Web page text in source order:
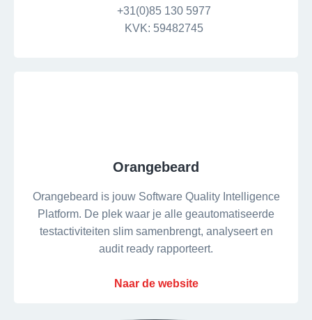
+31(0)85 130 5977
KVK: 59482745
Orangebeard
Orangebeard is jouw Software Quality Intelligence
Platform. De plek waar je alle geautomatiseerde
testactiviteiten slim samenbrengt, analyseert en
audit ready rapporteert.
Naar de website